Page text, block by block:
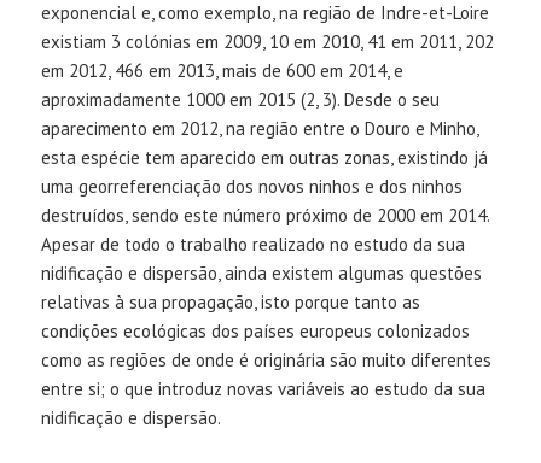
exponencial e, como exemplo, na região de Indre-et-Loire
existiam 3 colónias em 2009, 10 em 2010, 41 em 2011, 202
em 2012, 466 em 2013, mais de 600 em 2014, e
aproximadamente 1000 em 2015 (2, 3). Desde o seu
aparecimento em 2012, na região entre o Douro e Minho,
esta espécie tem aparecido em outras zonas, existindo já
uma georreferenciação dos novos ninhos e dos ninhos
destruídos, sendo este número próximo de 2000 em 2014.
Apesar de todo o trabalho realizado no estudo da sua
nidificação e dispersão, ainda existem algumas questões
relativas à sua propagação, isto porque tanto as
condições ecológicas dos países europeus colonizados
como as regiões de onde é originária são muito diferentes
entre si; o que introduz novas variáveis ao estudo da sua
nidificação e dispersão.